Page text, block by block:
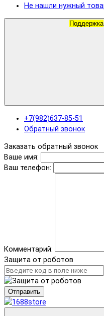
Не нашли нужный
Поддержка
+7(982)637-85-51
Обратный звонок
Заказать обратный звонок
Ваше имя:
Ваш телефон:
Комментарий:
Защита от роботов
Отправить